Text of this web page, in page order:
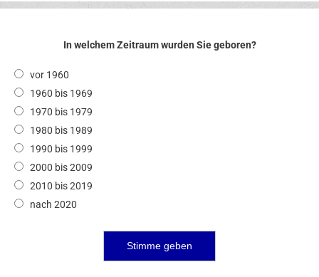
In welchem Zeitraum wurden Sie geboren?
vor 1960
1960 bis 1969
1970 bis 1979
1980 bis 1989
1990 bis 1999
2000 bis 2009
2010 bis 2019
nach 2020